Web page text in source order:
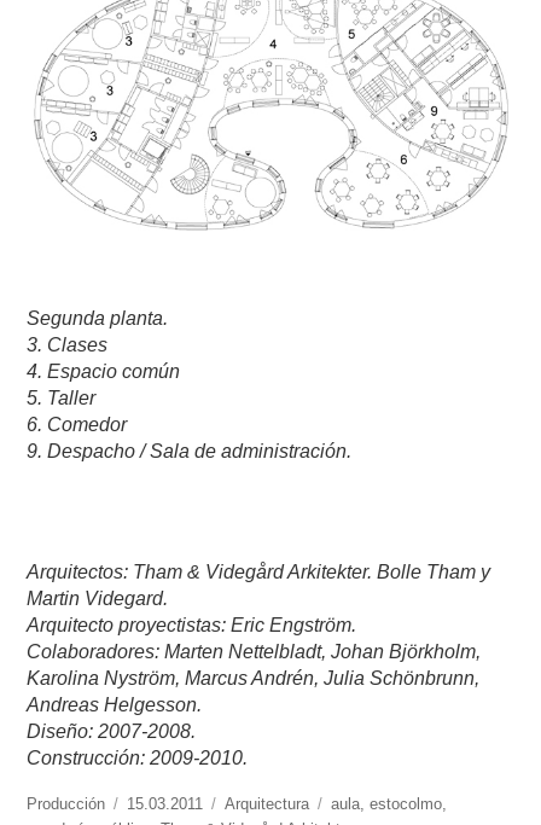
Segunda planta.
3. Clases
4. Espacio común
5. Taller
6. Comedor
9. Despacho / Sala de administración.
Arquitectos: Tham & Videgård Arkitekter. Bolle Tham y
Martin Videgard.
Arquitecto proyectistas: Eric Engström.
Colaboradores: Marten Nettelbladt, Johan Björkholm,
Karolina Nyström, Marcus Andrén, Julia Schönbrunn,
Andreas Helgesson.
Diseño: 2007-2008.
Construcción: 2009-2010.
https://www.experimenta.es/author/produccion/
Producción
Publicado
15.03.2011 Categorías
Arquitectura Etiquetas
aula,estocolmo,